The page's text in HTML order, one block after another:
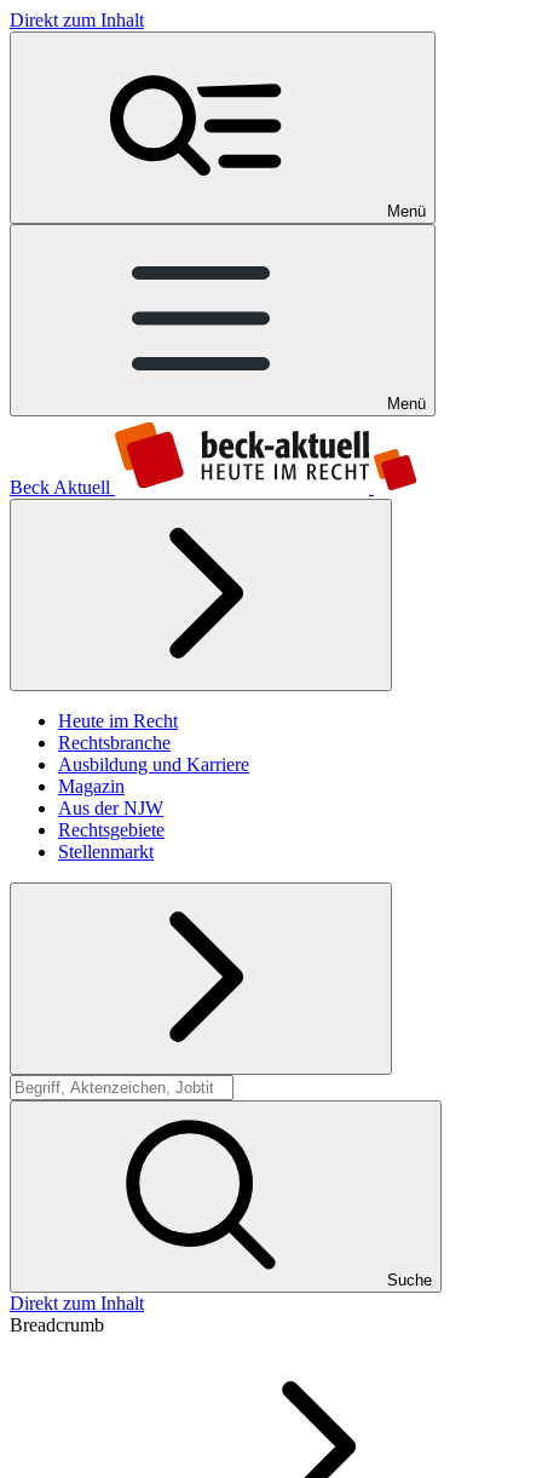
Direkt zum Inhalt
Menü
Menü
Beck Aktuell
Heute im Recht
Rechtsbranche
Ausbildung und Karriere
Magazin
Aus der NJW
Rechtsgebiete
Stellenmarkt
Suche
Suche
Direkt zum Inhalt
Breadcrumb